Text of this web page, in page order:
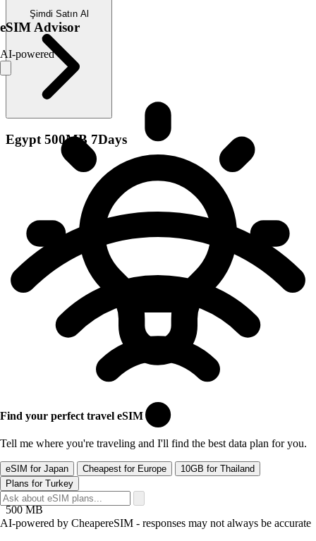
Şimdi Satın Al
Egypt 500MB 7Days
Veri
500 MB
eSIM Advisor
AI-powered
Find your perfect travel eSIM
Tell me where you're traveling and I'll find the best data plan for you.
eSIM for Japan Cheapest for Europe
10GB for Thailand
Plans for Turkey
AI-powered by CheapereSIM - responses may not always be accurate